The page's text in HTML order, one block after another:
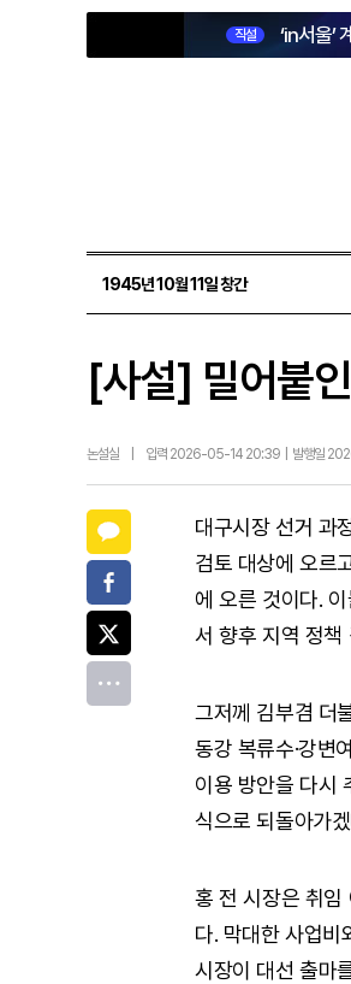
직설 ‘in서울’
1945년 10월 11일 창간
[사설] 밀어붙
논설실 입력 2026-05-14 20:39 | 발행일
대구시장 선거 과
검토 대상에 오르
에 오른 것이다.
서 향후 지역 정책
그저께 김부겸 더
동강 복류수·강변
이용 방안을 다시
식으로 되돌아가
홍 전 시장은 취임
다. 막대한 사업비
시장이 대선 출마